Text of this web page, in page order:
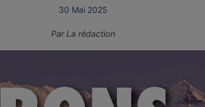
30 Mai 2025
Par La rédaction